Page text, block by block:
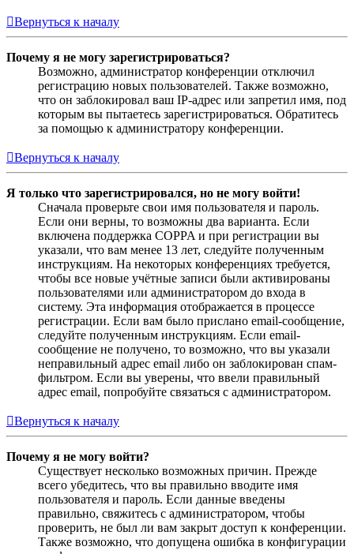
Вернуться к началу
Почему я не могу зарегистрироваться?
Возможно, администратор конференции отключил
регистрацию новых пользователей. Также возможно,
что он заблокировал ваш IP-адрес или запретил имя, под
которым вы пытаетесь зарегистрироваться. Обратитесь
за помощью к администратору конференции.
Вернуться к началу
Я только что зарегистрировался, но не могу войти!
Сначала проверьте свои имя пользователя и пароль.
Если они верны, то возможны два варианта. Если
включена поддержка COPPA и при регистрации вы
указали, что вам менее 13 лет, следуйте полученным
инструкциям. На некоторых конференциях требуется,
чтобы все новые учётные записи были активированы
пользователями или администратором до входа в
систему. Эта информация отображается в процессе
регистрации. Если вам было прислано email-сообщение,
следуйте полученным инструкциям. Если email-
сообщение не получено, то возможно, что вы указали
неправильный адрес email либо он заблокирован спам-
фильтром. Если вы уверены, что ввели правильный
адрес email, попробуйте связаться с администратором.
Вернуться к началу
Почему я не могу войти?
Существует несколько возможных причин. Прежде
всего убедитесь, что вы правильно вводите имя
пользователя и пароль. Если данные введены
правильно, свяжитесь с администратором, чтобы
проверить, не был ли вам закрыт доступ к конференции.
Также возможно, что допущена ошибка в конфигурации